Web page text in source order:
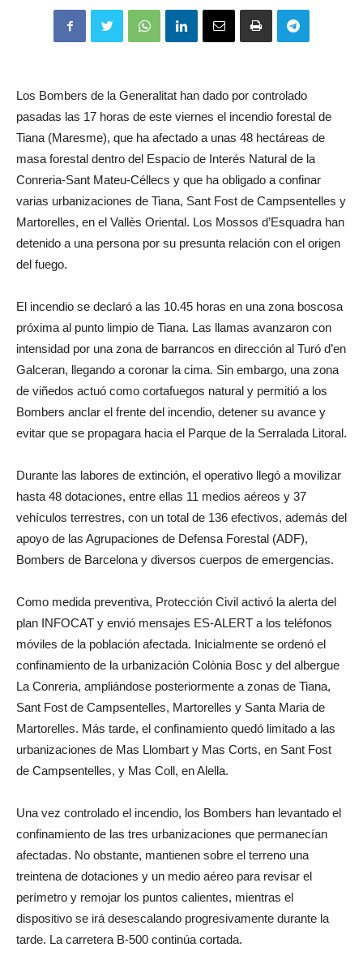
Los Bombers de la Generalitat han dado por controlado
pasadas las 17 horas de este viernes el incendio forestal de
Tiana (Maresme), que ha afectado a unas 48 hectáreas de
masa forestal dentro del Espacio de Interés Natural de la
Conreria-Sant Mateu-Céllecs y que ha obligado a confinar
varias urbanizaciones de Tiana, Sant Fost de Campsentelles y
Martorelles, en el Vallès Oriental. Los Mossos d’Esquadra han
detenido a una persona por su presunta relación con el origen
del fuego.
El incendio se declaró a las 10.45 horas en una zona boscosa
próxima al punto limpio de Tiana. Las llamas avanzaron con
intensidad por una zona de barrancos en dirección al Turó d’en
Galceran, llegando a coronar la cima. Sin embargo, una zona
de viñedos actuó como cortafuegos natural y permitió a los
Bombers anclar el frente del incendio, detener su avance y
evitar que se propagara hacia el Parque de la Serralada Litoral.
Durante las labores de extinción, el operativo llegó a movilizar
hasta 48 dotaciones, entre ellas 11 medios aéreos y 37
vehículos terrestres, con un total de 136 efectivos, además del
apoyo de las Agrupaciones de Defensa Forestal (ADF),
Bombers de Barcelona y diversos cuerpos de emergencias.
Como medida preventiva, Protección Civil activó la alerta del
plan INFOCAT y envió mensajes ES-ALERT a los teléfonos
móviles de la población afectada. Inicialmente se ordenó el
confinamiento de la urbanización Colònia Bosc y del albergue
La Conreria, ampliándose posteriormente a zonas de Tiana,
Sant Fost de Campsentelles, Martorelles y Santa Maria de
Martorelles. Más tarde, el confinamiento quedó limitado a las
urbanizaciones de Mas Llombart y Mas Corts, en Sant Fost
de Campsentelles, y Mas Coll, en Alella.
Una vez controlado el incendio, los Bombers han levantado el
confinamiento de las tres urbanizaciones que permanecían
afectadas. No obstante, mantienen sobre el terreno una
treintena de dotaciones y un medio aéreo para revisar el
perímetro y remojar los puntos calientes, mientras el
dispositivo se irá desescalando progresivamente durante la
tarde. La carretera B-500 continúa cortada.